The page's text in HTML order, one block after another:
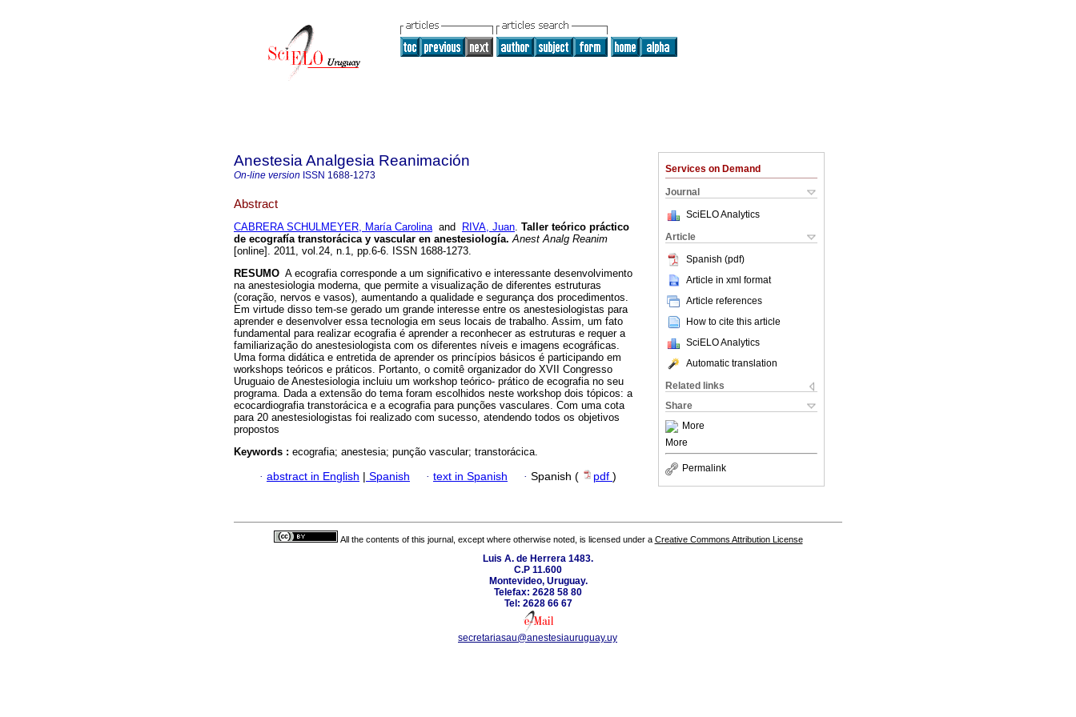
Services on Demand
Journal
SciELO Analytics
Article
Spanish (pdf)
Article in xml format
Article references
How to cite this article
SciELO Analytics
Automatic translation
Related links
Share
More
More
Permalink
Anestesia Analgesia Reanimación
On-line version ISSN 1688-1273
Abstract
CABRERA SCHULMEYER, María Carolinaand RIVA, Juan. Taller teórico práctico
de ecografía transtorácica y vascular en anestesiología. Anest Analg Reanim
[online]. 2011, vol.24, n.1, pp.6-6. ISSN 1688-1273.
RESUMO A ecografia corresponde a um significativo e interessante desenvolvimento
na anestesiologia moderna, que permite a visualização de diferentes estruturas
(coração, nervos e vasos), aumentando a qualidade e segurança dos procedimentos.
Em virtude disso tem-se gerado um grande interesse entre os anestesiologistas para
aprender e desenvolver essa tecnologia em seus locais de trabalho. Assim, um fato
fundamental para realizar ecografia é aprender a reconhecer as estruturas e requer a
familiarização do anestesiologista com os diferentes níveis e imagens ecográficas.
Uma forma didática e entretida de aprender os princípios básicos é participando em
workshops teóricos e práticos. Portanto, o comitê organizador do XVII Congresso
Uruguaio de Anestesiologia incluiu um workshop teórico- prático de ecografia no seu
programa. Dada a extensão do tema foram escolhidos neste workshop dois tópicos: a
ecocardiografia transtorácica e a ecografia para punções vasculares. Com uma cota
para 20 anestesiologistas foi realizado com sucesso, atendendo todos os objetivos
propostos
Keywords : ecografia; anestesia; punção vascular; transtorácica.
· abstract in English | Spanish · text in Spanish · Spanish ( pdf )
All the contents of this journal, except where otherwise noted, is licensed under a Creative Commons Attribution License
Luis A. de Herrera 1483.
C.P 11.600
Montevideo, Uruguay.
Telefax: 2628 58 80
Tel: 2628 66 67
secretariasau@anestesiauruguay.uy